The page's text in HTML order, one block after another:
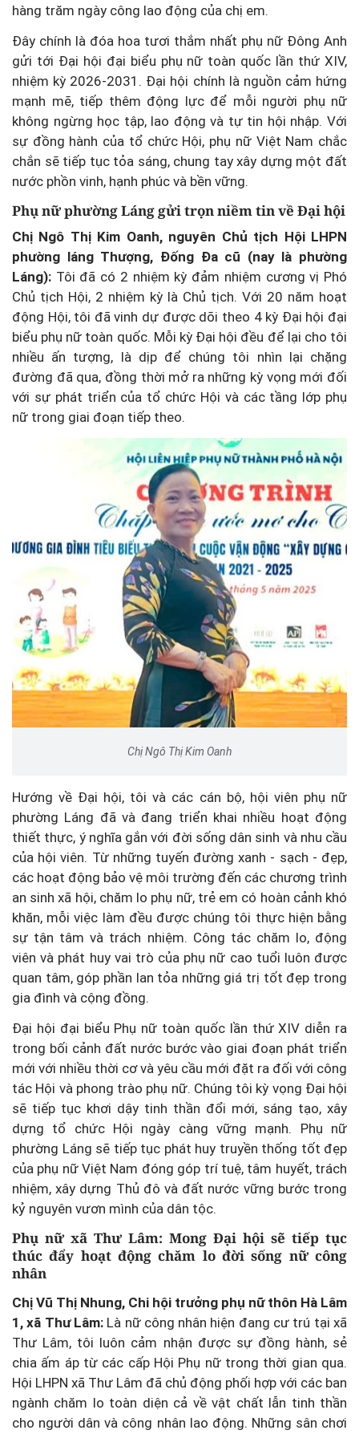
hàng trăm ngày công lao động của chị em.
Đây chính là đóa hoa tươi thắm nhất phụ nữ Đông Anh
gửi tới Đại hội đại biểu phụ nữ toàn quốc lần thứ XIV,
nhiệm kỳ 2026-2031. Đại hội chính là nguồn cảm hứng
mạnh mẽ, tiếp thêm động lực để mỗi người phụ nữ
không ngừng học tập, lao động và tự tin hội nhập. Với
sự đồng hành của tổ chức Hội, phụ nữ Việt Nam chắc
chắn sẽ tiếp tục tỏa sáng, chung tay xây dựng một đất
nước phồn vinh, hạnh phúc và bền vững.
Phụ nữ phường Láng gửi trọn niềm tin về Đại hội
Chị Ngô Thị Kim Oanh, nguyên Chủ tịch Hội LHPN
phường láng Thượng, Đống Đa cũ (nay là phường
Láng): Tôi đã có 2 nhiệm kỳ đảm nhiệm cương vị Phó
Chủ tịch Hội, 2 nhiệm kỳ là Chủ tịch. Với 20 năm hoạt
động Hội, tôi đã vinh dự được dõi theo 4 kỳ Đại hội đại
biểu phụ nữ toàn quốc. Mỗi kỳ Đại hội đều để lại cho tôi
nhiều ấn tượng, là dịp để chúng tôi nhìn lại chặng
đường đã qua, đồng thời mở ra những kỳ vọng mới đối
với sự phát triển của tổ chức Hội và các tầng lớp phụ
nữ trong giai đoạn tiếp theo.
Chị Ngô Thị Kim Oanh
Hướng về Đại hội, tôi và các cán bộ, hội viên phụ nữ
phường Láng đã và đang triển khai nhiều hoạt động
thiết thực, ý nghĩa gắn với đời sống dân sinh và nhu cầu
của hội viên. Từ những tuyến đường xanh - sạch - đẹp,
các hoạt động bảo vệ môi trường đến các chương trình
an sinh xã hội, chăm lo phụ nữ, trẻ em có hoàn cảnh khó
khăn, mỗi việc làm đều được chúng tôi thực hiện bằng
sự tận tâm và trách nhiệm. Công tác chăm lo, động
viên và phát huy vai trò của phụ nữ cao tuổi luôn được
quan tâm, góp phần lan tỏa những giá trị tốt đẹp trong
gia đình và cộng đồng.
Đại hội đại biểu Phụ nữ toàn quốc lần thứ XIV diễn ra
trong bối cảnh đất nước bước vào giai đoạn phát triển
mới với nhiều thời cơ và yêu cầu mới đặt ra đối với công
tác Hội và phong trào phụ nữ. Chúng tôi kỳ vọng Đại hội
sẽ tiếp tục khơi dậy tinh thần đổi mới, sáng tạo, xây
dựng tổ chức Hội ngày càng vững mạnh. Phụ nữ
phường Láng sẽ tiếp tục phát huy truyền thống tốt đẹp
của phụ nữ Việt Nam đóng góp trí tuệ, tâm huyết, trách
nhiệm, xây dựng Thủ đô và đất nước vững bước trong
kỷ nguyên vươn mình của dân tộc.
Phụ nữ xã Thư Lâm: Mong Đại hội sẽ tiếp tục
thúc đẩy hoạt động chăm lo đời sống nữ công
nhân
Chị Vũ Thị Nhung, Chi hội trưởng phụ nữ thôn Hà Lâm
1, xã Thư Lâm: Là nữ công nhân hiện đang cư trú tại xã
Thư Lâm, tôi luôn cảm nhận được sự đồng hành, sẻ
chia ấm áp từ các cấp Hội Phụ nữ trong thời gian qua.
Hội LHPN xã Thư Lâm đã chủ động phối hợp với các ban
ngành chăm lo toàn diện cả về vật chất lẫn tinh thần
cho người dân và công nhân lao động. Những sân chơi